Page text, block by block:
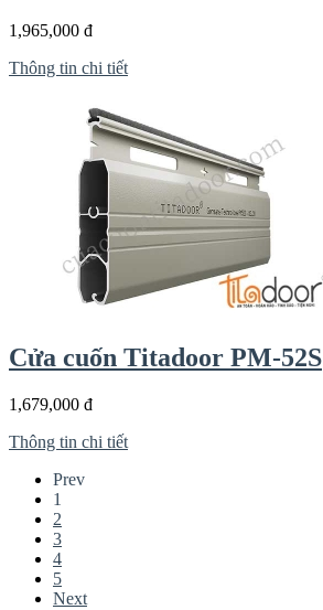
1,965,000 đ
Thông tin chi tiết
Cửa cuốn Titadoor PM-52S
1,679,000 đ
Thông tin chi tiết
Prev
1
2
3
4
5
Next